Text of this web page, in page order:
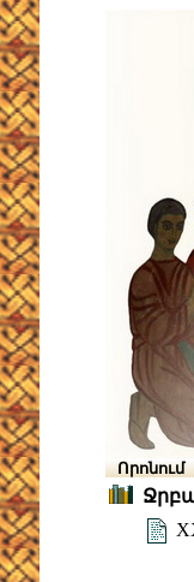
Որոնում